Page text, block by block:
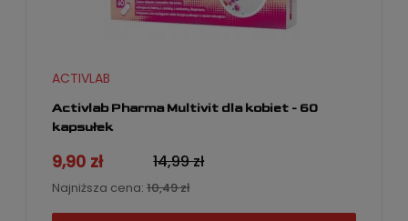
Activlab Pharma Multivit dla kobiet - 60
kapsułek
ACTIVLAB
9,90 zł 14,99 zł
Najniższa cena: 10,49 zł